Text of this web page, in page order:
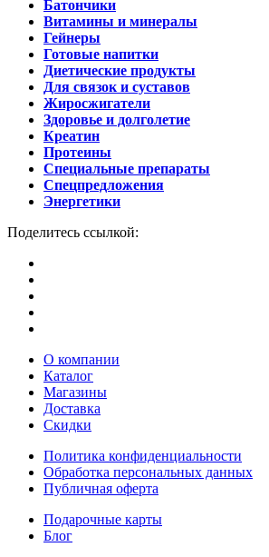
Батончики
Витамины и минералы
Гейнеры
Готовые напитки
Диетические продукты
Для связок и суставов
Жиросжигатели
Здоровье и долголетие
Креатин
Протеины
Специальные препараты
Спецпредложения
Энергетики
Поделитесь ссылкой:
О компании
Каталог
Магазины
Доставка
Скидки
Политика конфиденциальности
Обработка персональных данных
Публичная оферта
Подарочные карты
Блог